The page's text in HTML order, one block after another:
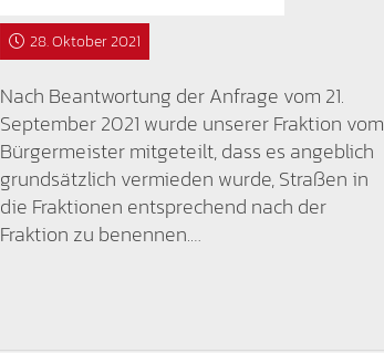
28. Oktober 2021
Nach Beantwortung der Anfrage vom 21.
September 2021 wurde unserer Fraktion vom
Bürgermeister mitgeteilt, dass es angeblich
grundsätzlich vermieden wurde, Straßen in
die Fraktionen entsprechend nach der
Fraktion zu benennen.…